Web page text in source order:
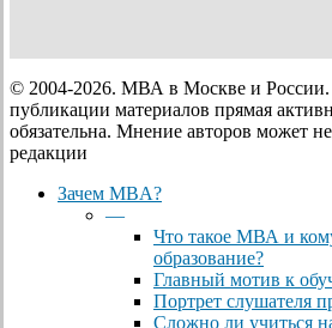
© 2004-2026. МВА в Москве и
публикации материалов прямая
обязательна. Мнение авторов может
редакции
Close
Зачем MBA?
—
Что такое МВА и
образование?
Главный мотив к
Портрет слушателя
Сложно ли учиться